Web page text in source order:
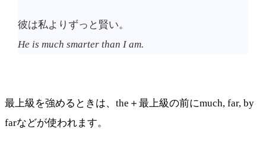
彼は私よりずっと賢い。
He is much smarter than I am.
最上級を強めるときは、the＋最上級の前にmuch, far, by
farなどが使われます。